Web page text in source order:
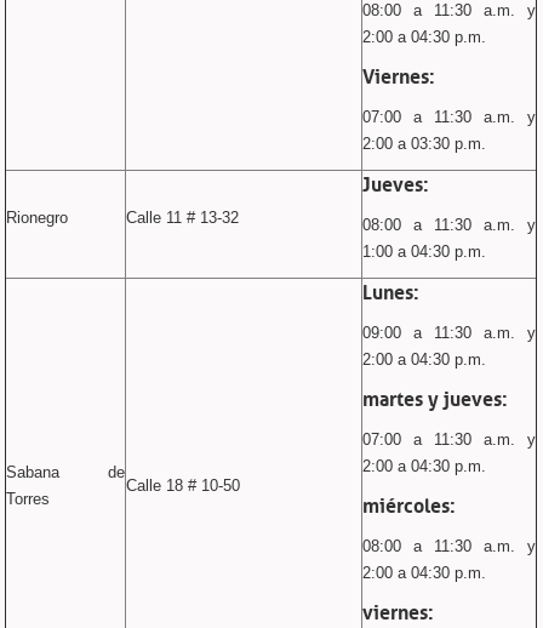
08:00 a 11:30 a.m. y
2:00 a 04:30 p.m.
Viernes:
07:00 a 11:30 a.m. y
2:00 a 03:30 p.m.
Rionegro Calle 11 # 13-32
Jueves:
08:00 a 11:30 a.m. y
1:00 a 04:30 p.m.
Sabana de
Torres
Calle 18 # 10-50
Lunes:
09:00 a 11:30 a.m. y
2:00 a 04:30 p.m.
martes y jueves:
07:00 a 11:30 a.m. y
2:00 a 04:30 p.m.
miércoles:
08:00 a 11:30 a.m. y
2:00 a 04:30 p.m.
viernes: